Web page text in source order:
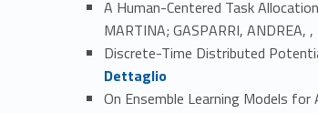
A Human-Centered Task
MARTINA; GASPARRI, ANDREA,
Discrete-Time Distributed
Dettaglio
On Ensemble Learning Models